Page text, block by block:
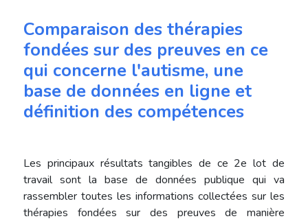
Comparaison des thérapies
fondées sur des preuves en ce
qui concerne l'autisme, une
base de données en ligne et
définition des compétences
Les principaux résultats tangibles de ce 2e lot de
travail sont la base de données publique qui va
rassembler toutes les informations collectées sur les
thérapies fondées sur des preuves de manière